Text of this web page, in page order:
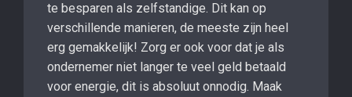
te besparen als zelfstandige. Dit kan op
verschillende manieren, de meeste zijn heel
erg gemakkelijk! Zorg er ook voor dat je als
ondernemer niet langer te veel geld betaald
voor energie, dit is absoluut onnodig. Maak